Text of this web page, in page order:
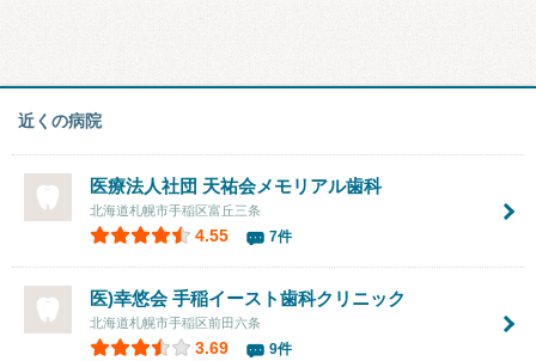
近くの病院
医療法人社団 天祐会メモリアル歯科
北海道札幌市手稲区富丘三条
4.55 7件
医)幸悠会 手稲イースト歯科クリニック
北海道札幌市手稲区前田六条
3.69 9件